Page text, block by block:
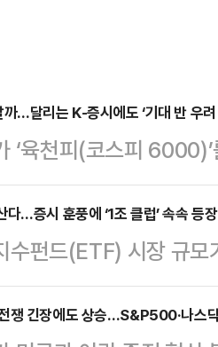
…달리는 K-증시에도 ‘기대 반 우려
‘육천피(코스피
전쟁 리스크가 완화되
가 상승’과 ‘조정’이
소에 따르면 코스피는
를 거듭 경신하고 있다
론, 최초로 6700선을
…증시 훈풍에 ‘1조 클럽’ 속속 등장
수펀드(ETF) 시장 규
운데 ‘1조 클럽’ ETF가
주목받으며 자금을 모
쟁 긴장에도 상승…S&P500·나스